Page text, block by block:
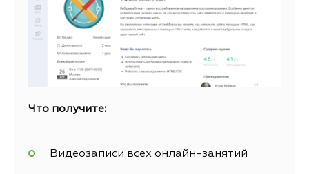
Что получите:
Видеозаписи всех онлайн-занятий